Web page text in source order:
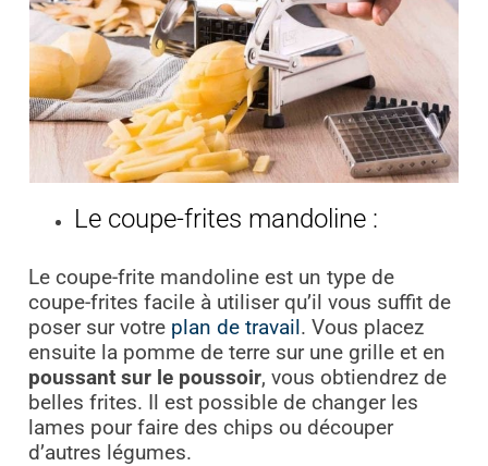
Le coupe-frites mandoline :
Le coupe-frite mandoline est un type de
coupe-frites facile à utiliser qu’il vous suffit de
poser sur votre plan de travail . Vous placez
ensuite la pomme de terre sur une grille et en
poussant sur le poussoir, vous obtiendrez de
belles frites. Il est possible de changer les
lames pour faire des chips ou découper
d’autres légumes.